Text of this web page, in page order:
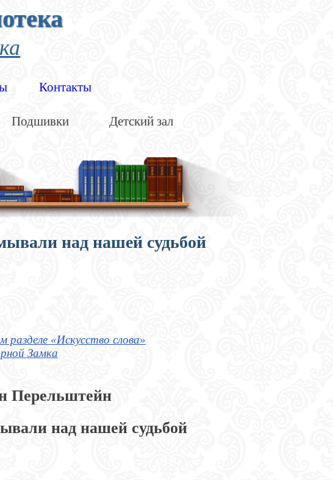
Контакты
Подшивки Детский зал
над нашей судьбой
«Искусство слова»
Замка
Перельштейн
над нашей судьбой